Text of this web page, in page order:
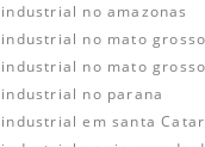
no amazonas
no mato grosso
no mato
no parana
em santa